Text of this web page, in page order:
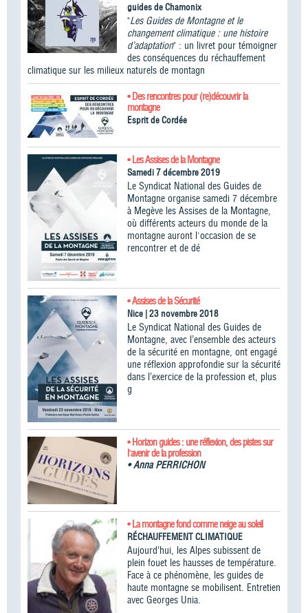
guides de Chamonix
"Les Guides de Montagne et le
changement climatique : une histoire
d’adaptation" : un livret pour témoigner
des conséquences du réchauffement
climatique sur les milieux naturels de montagn
• Des rencontres pour (re)découvrir la
montagne
Esprit de Cordée
• Les Assises de la Montagne
Samedi 7 décembre 2019
Le Syndicat National des Guides de
Montagne organise samedi 7 décembre
à Megève les Assises de la Montagne,
où différents acteurs du monde de la
montagne auront l'occasion de se
rencontrer et de dé
• Assises de la Sécurité
Nice | 23 novembre 2018
Le Syndicat National des Guides de
Montagne, avec l’ensemble des acteurs
de la sécurité en montagne, ont engagé
une réflexion approfondie sur la sécurité
dans l’exercice de la profession et, plus
g
• Horizon guides : une réflexion, des pistes sur
l'avenir de la profession
•Anna PERRICHON
• La montagne fond comme neige au soleil
RÉCHAUFFEMENT CLIMATIQUE
Aujourd’hui, les Alpes subissent de
plein fouet les hausses de température.
Face à ce phénomène, les guides de
haute montagne se mobilisent. Entretien
avec Georges Unia.